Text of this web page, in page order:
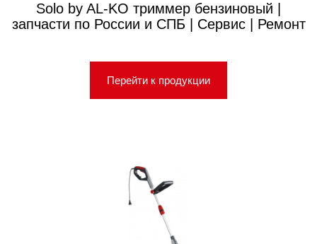
Solo by AL-KO триммер бензиновый |
запчасти по России и СПБ | Сервис | Ремонт
Перейти к продукции